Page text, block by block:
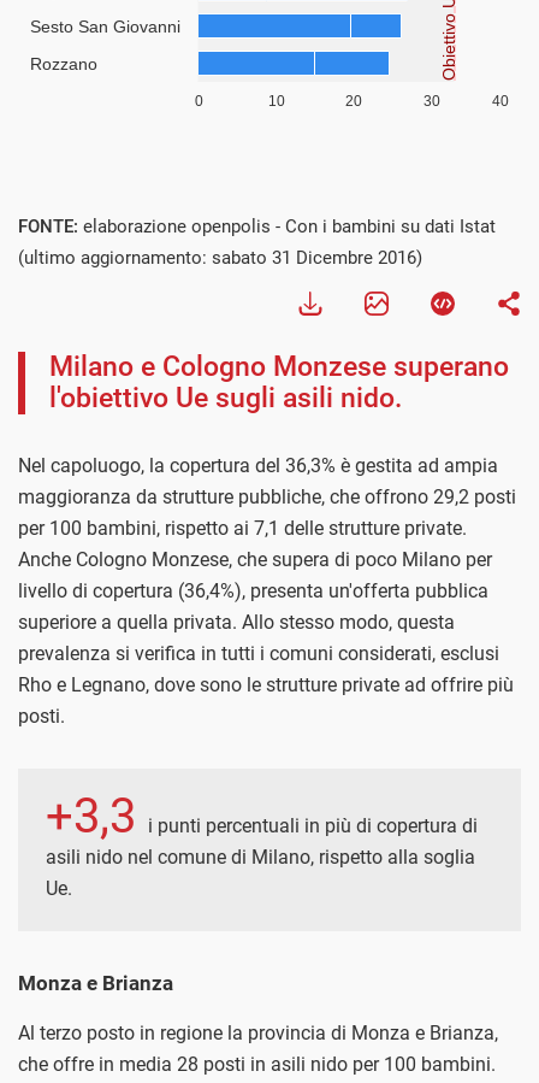
FONTE: elaborazione openpolis - Con i bambini su dati Istat
(ultimo aggiornamento: sabato 31 Dicembre 2016)
Milano e Cologno Monzese superano
l'obiettivo Ue sugli asili nido.
Nel capoluogo, la copertura del 36,3% è gestita ad ampia
maggioranza da strutture pubbliche, che offrono 29,2 posti
per 100 bambini, rispetto ai 7,1 delle strutture private.
Anche Cologno Monzese, che supera di poco Milano per
livello di copertura (36,4%), presenta un'offerta pubblica
superiore a quella privata. Allo stesso modo, questa
prevalenza si verifica in tutti i comuni considerati, esclusi
Rho e Legnano, dove sono le strutture private ad offrire più
posti.
+3,3
i punti percentuali in più di copertura di
asili nido nel comune di Milano, rispetto alla soglia
Ue.
Monza e Brianza
Al terzo posto in regione la provincia di Monza e Brianza,
che offre in media 28 posti in asili nido per 100 bambini.